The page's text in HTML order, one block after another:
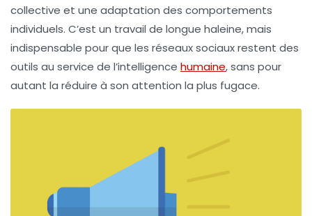
collective et une adaptation des comportements
individuels. C’est un travail de longue haleine, mais
indispensable pour que les réseaux sociaux restent des
outils au service de l’intelligence humaine, sans pour
autant la réduire à son attention la plus fugace.